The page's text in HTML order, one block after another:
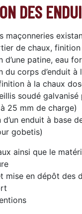
DES
maçonneries
de chaux, finition
d’une patine, eau
du corps d’enduit
à la chaux
soudé
25 mm de charge)
d’un enduit à base
gobetis)
ainsi que le
mise en dépôt des